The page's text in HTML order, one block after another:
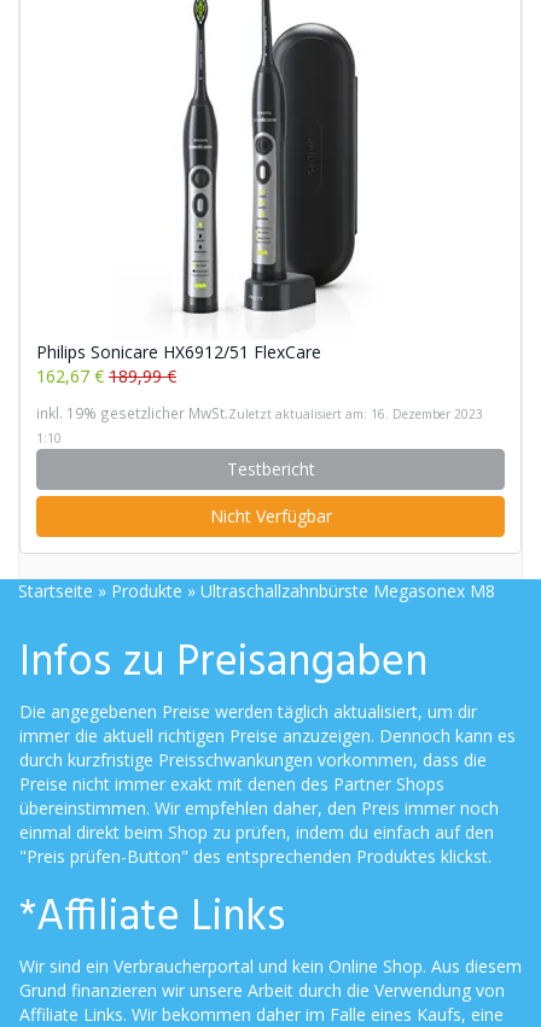
Philips Sonicare HX6912/51 FlexCare
162,67 € 189,99 €
inkl. 19% gesetzlicher MwSt.Zuletzt aktualisiert am: 16. Dezember 2023
1:10
Testbericht
Nicht Verfügbar
Startseite » Produkte » Ultraschallzahnbürste Megasonex M8
Infos zu Preisangaben
Die angegebenen Preise werden täglich aktualisiert, um dir
immer die aktuell richtigen Preise anzuzeigen. Dennoch kann es
durch kurzfristige Preisschwankungen vorkommen, dass die
Preise nicht immer exakt mit denen des Partner Shops
übereinstimmen. Wir empfehlen daher, den Preis immer noch
einmal direkt beim Shop zu prüfen, indem du einfach auf den
"Preis prüfen-Button" des entsprechenden Produktes klickst.
*Affiliate Links
Wir sind ein Verbraucherportal und kein Online Shop. Aus diesem
Grund finanzieren wir unsere Arbeit durch die Verwendung von
Affiliate Links. Wir bekommen daher im Falle eines Kaufs, eine